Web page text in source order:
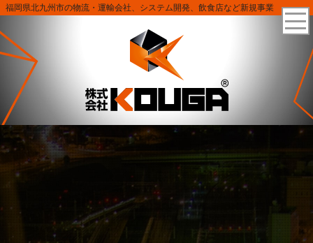
福岡県北九州市の物流・運輸会社、システム開発、飲食店など新規事業